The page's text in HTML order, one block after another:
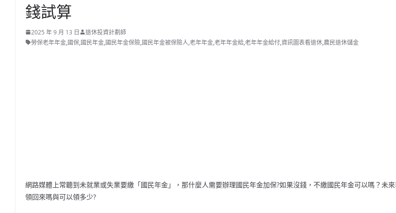
錢試算
2025 年 9 月 13 日
退休投資計劃師
勞保老年年金,國保,國民年金,國民年金保險,國民年金被保險人,老年年金,老年年金給,老年年金給付,資訊圖表看退休,農民退休儲金
網路媒體上常聽到未就業或失業要繳「國民年金」，那什麼人需要辦理國民年金加保?如果沒錢，不繳國民年金可以嗎？未
領回來嗎與可以領多少?